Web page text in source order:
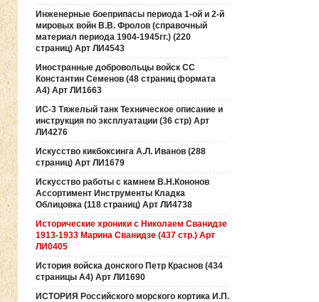
Инженерные боеприпасы периода 1-ой и 2-й
мировых войн В.В. Фролов (справочный
материал периода 1904-1945гг.) (220
страниц) Арт ЛИ4543
Иностранные добровольцы войск СС
Константин Семенов (48 страниц формата
А4) Арт ЛИ1663
ИС-3 Тяжелый танк Техническое описание и
инструкция по эксплуатации (36 стр) Арт
ЛИ4276
Искусство кикбоксинга А.Л. Иванов (288
страниц) Арт ЛИ1679
Искусство работы с камнем В.Н.Кононов
Ассортимент Инструменты Кладка
Облицовка (118 страниц) Арт ЛИ4738
Исторические хроники с Николаем Сванидзе
1913-1933 Марина Сванидзе (437 стр.) Арт
ЛИ0405
История войска донского Петр Краснов (434
страницы А4) Арт ЛИ1690
ИСТОРИЯ Российского морского кортика И.П.